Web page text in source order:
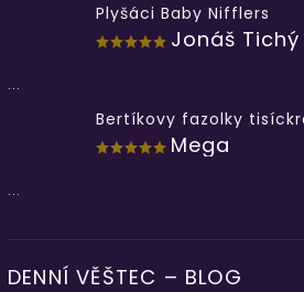
Plyšáci Baby Nifflers
Jonáš Tichý
...
Bertíkovy fazolky
Mega
...
DENNÍ VĚŠTEC – BLOG